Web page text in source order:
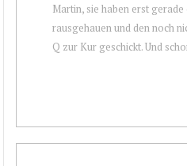
Martin, sie haben erst
rausgehauen und den noch
Q zur Kur geschickt. Und